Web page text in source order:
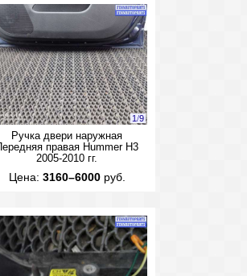
1/9
Ручка двери наружная
Передняя правая Hummer H3
2005-2010 гг.
Цена: 3160–6000руб.